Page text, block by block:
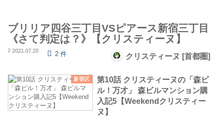
ブリリア四谷三丁目VSピアース新宿三丁目
《さて判定は？》【クリスティーヌ】
2021.07.20 2 件 クリスティーヌ [首都圏]
新宿区
第10話 クリスティーヌの「森ビ
ル！万才」 森ビルマンション購
入記5【Weekendクリスティー
ヌ】